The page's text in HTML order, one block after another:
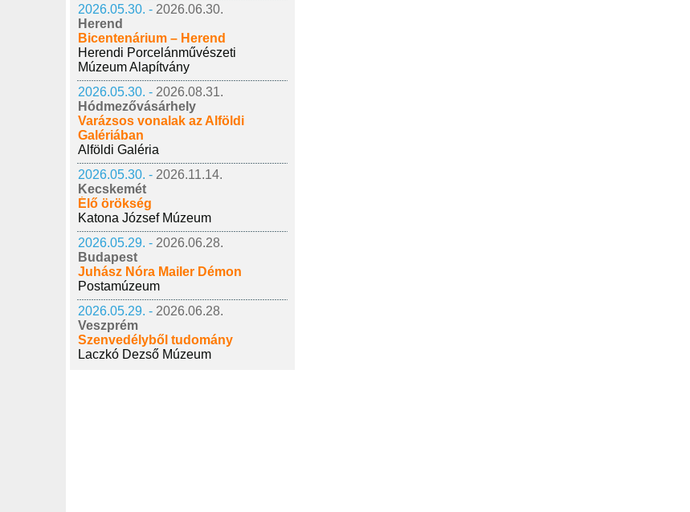
2026.05.30. - 2026.06.30.
Herend
Bicentenárium – Herend
Herendi Porcelánművészeti
Múzeum Alapítvány
2026.05.30. - 2026.08.31.
Hódmezővásárhely
Varázsos vonalak az Alföldi
Galériában
Alföldi Galéria
2026.05.30. - 2026.11.14.
Kecskemét
Élő örökség
Katona József Múzeum
2026.05.29. - 2026.06.28.
Budapest
Juhász Nóra Mailer Démon
Postamúzeum
2026.05.29. - 2026.06.28.
Veszprém
Szenvedélyből tudomány
Laczkó Dezső Múzeum